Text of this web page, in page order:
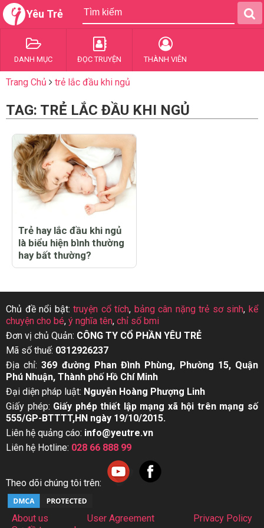
Yêu Trẻ
DANH MỤC ĐỌC TRUYỆN THÀNH VIÊN
Trang Chủ trẻ lắc đầu khi ngủ
TAG: TRẺ LẮC ĐẦU KHI NGỦ
Trẻ hay lắc đầu khi ngủ
là biểu hiện bình thường
hay bất thường?
Chủ đề nổi bật:truyện cổ tích, bảng cân nặng trẻ sơ sinh,kể
chuyện cho bé, ý nghĩa tên, chỉ số bmi
Đơn vị chủ Quản: CÔNG TY CỔ PHẦN YÊU TRẺ
Mã số thuế: 0312926237
Địa chỉ:369 đường Phan Đình Phùng, Phường 15, Quận
Phú Nhuận, Thành phố Hồ Chí Minh
Đại diện pháp luật: Nguyễn Hoàng Phượng Linh
Giấy phép: Giấy phép thiết lập mạng xã hội trên mạng số
555/GP-BTTTT,HN ngày 19/10/2015.
Liên hệ quảng cáo: info@yeutre.vn
Liên hệ Hotline: 028 66 888 99
Theo dõi chúng tôi trên:
About us User Agreement
Privacy Policy